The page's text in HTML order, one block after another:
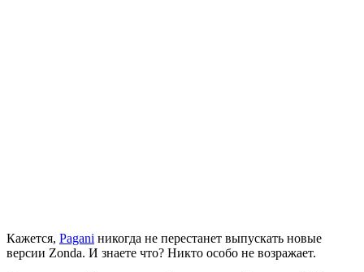
Кажется, Pagani никогда не перестанет выпускать новые
версии Zonda. И знаете что? Никто особо не возражает.